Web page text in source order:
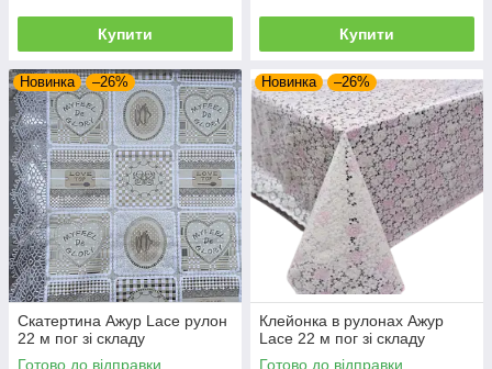
Купити Купити
Новинка –26%
Скатертина Ажур Lace рулон
22 м пог зі складу
Готово до відправки
Новинка –26%
Клейонка в рулонах Ажур
Lace 22 м пог зі складу
Готово до відправки